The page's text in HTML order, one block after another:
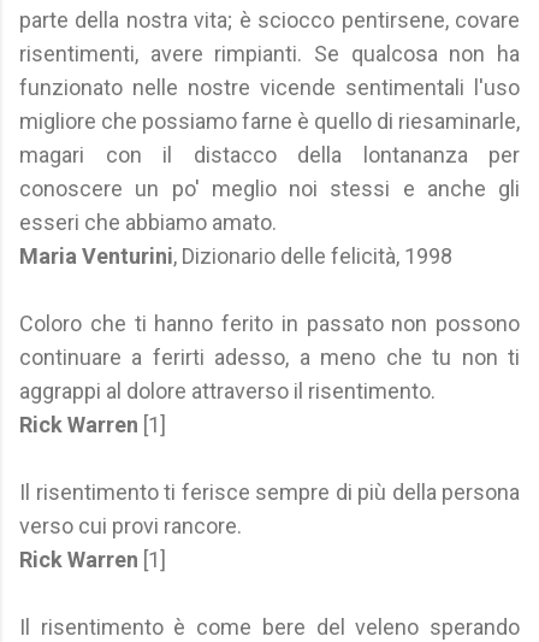
parte della nostra vita; è sciocco pentirsene, covare
risentimenti, avere rimpianti. Se qualcosa non ha
funzionato nelle nostre vicende sentimentali l'uso
migliore che possiamo farne è quello di riesaminarle,
magari con il distacco della lontananza per
conoscere un po' meglio noi stessi e anche gli
esseri che abbiamo amato.
Maria Venturini, Dizionario delle felicità, 1998
Coloro che ti hanno ferito in passato non possono
continuare a ferirti adesso, a meno che tu non ti
aggrappi al dolore attraverso il risentimento.
Rick Warren [1]
Il risentimento ti ferisce sempre di più della persona
verso cui provi rancore.
Rick Warren [1]
Il risentimento è come bere del veleno sperando